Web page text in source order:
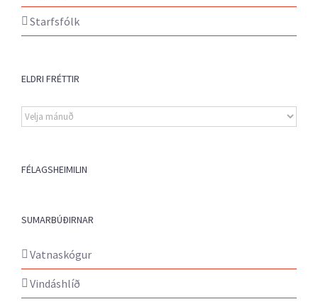
Starfsfólk
ELDRI FRÉTTIR
Eldri
fréttir
FÉLAGSHEIMILIN
SUMARBÚÐIRNAR
Vatnaskógur
Vindáshlíð